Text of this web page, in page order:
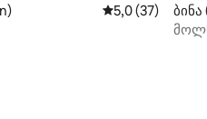
32 მიმოხილვა
საშუალო
5,0 (37)
ბინა